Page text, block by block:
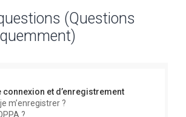
(Questions
connexion et d’enregistrement
m’enregistrer ?
?